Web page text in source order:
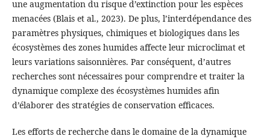
une augmentation du risque d’extinction pour les espèces
menacées (Blais et al., 2023). De plus, l’interdépendance des
paramètres physiques, chimiques et biologiques dans les
écosystèmes des zones humides affecte leur microclimat et
leurs variations saisonnières. Par conséquent, d’autres
recherches sont nécessaires pour comprendre et traiter la
dynamique complexe des écosystèmes humides afin
d’élaborer des stratégies de conservation efficaces.
Les efforts de recherche dans le domaine de la dynamique